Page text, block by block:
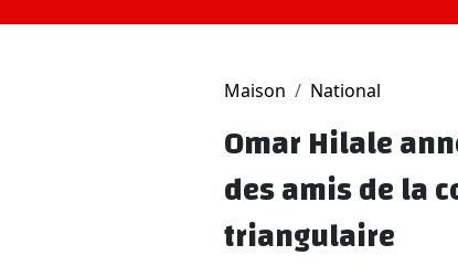
Maison National
Omar Hilale
des amis de la
triangulaire